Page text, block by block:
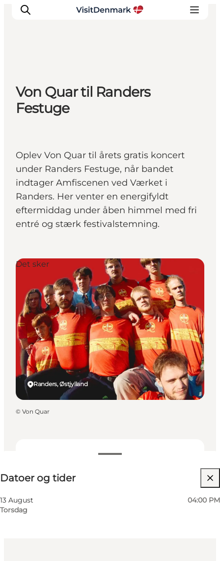
Inspiration
Destinationer
Oplevelser
Von Quar til Randers
Festuge
Oplev Von Quar til årets gratis koncert
under Randers Festuge, når bandet
indtager Amfiscenen ved Værket i
Randers. Her venter en energifyldt
eftermiddag under åben himmel med fri
entré og stærk festivalstemning.
Datoer og tider
13 August
Torsdag
04:00 PM
Gratis
Randers, Østjylland
Det sker
© Von Quar